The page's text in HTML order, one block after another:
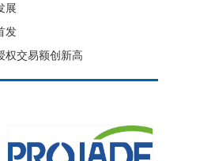
展
发
权交易额创新高